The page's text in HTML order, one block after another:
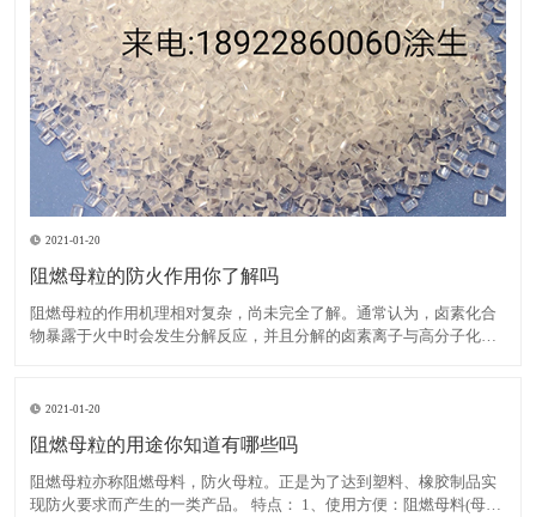
2021-01-20
阻燃母粒的防火作用你了解吗
阻燃母粒的作用机理相对复杂，尚未完全了解。通常认为，卤素化合
物暴露于火中时会发生分解反应，并且分解的卤素离子与高分子化合
了燃烧速度，直到火焰熄灭为止。在卤素中，溴比氯具有更高的阻
2021-01-20
阻燃母粒的用途你知道有哪些吗
阻燃母粒亦称阻燃母料，防火母粒。正是为了达到塑料、橡胶制品实
现防火要求而产生的一类产品。 特点： 1、使用方便：阻燃母料(母粒)